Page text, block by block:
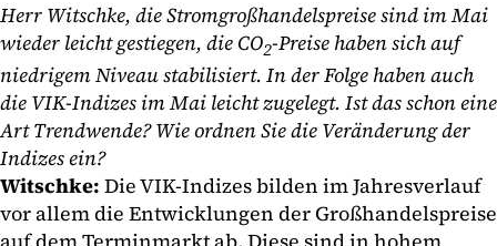
Herr Witschke, die Stromgroßhandelspreise sind im Mai
wieder leicht gestiegen, die CO2-Preise haben sich auf
niedrigem Niveau stabilisiert. In der Folge haben auch
die VIK-Indizes im Mai leicht zugelegt. Ist das schon eine
Art Trendwende? Wie ordnen Sie die Veränderung der
Indizes ein?
Witschke: Die VIK-Indizes bilden im Jahresverlauf
vor allem die Entwicklungen der Großhandelspreise